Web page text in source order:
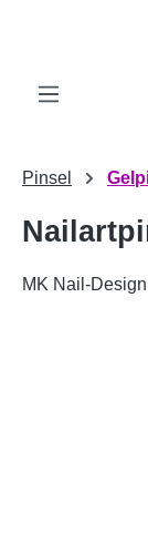
Zum Hauptinhalt
Pinsel
MK Nail-Design
Bildergalerie